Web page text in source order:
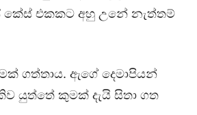
කේස් එකකට අහු උනේ නැත්තම්
ගත්තාය. ඇගේ දෙමාපියන්
යුත්තේ කුමක් දැයි සිතා ගත